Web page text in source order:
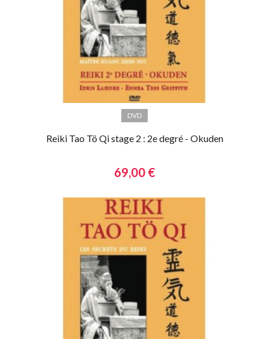
DVD
Reiki Tao Tö Qi stage 2 : 2e degré - Okuden
69,00 €